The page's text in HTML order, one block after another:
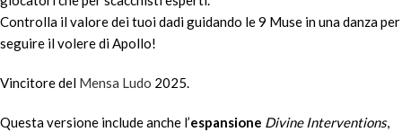
Controlla il valore dei tuoi dadi guidando le 9 Muse in una danza per
seguire il volere di Apollo!
Vincitore del Mensa Ludo 2025.
Questa versione include anche l’espansione Divine Interventions,